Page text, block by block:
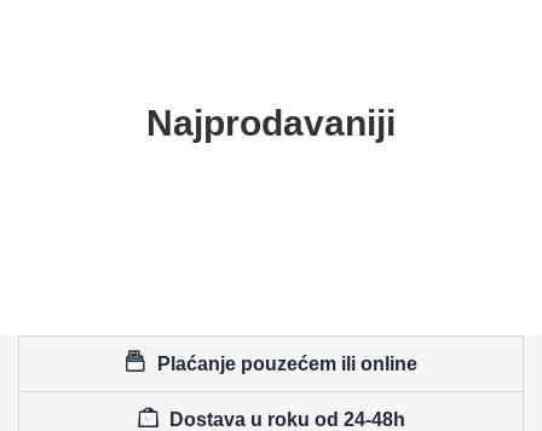
Najprodavaniji
Plaćanje pouzećem ili online
Dostava u roku od 24-48h